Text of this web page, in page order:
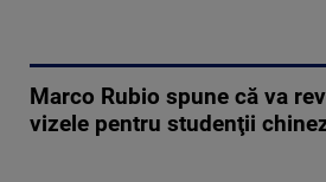
Marco Rubio spune că va
vizele pentru studenţii